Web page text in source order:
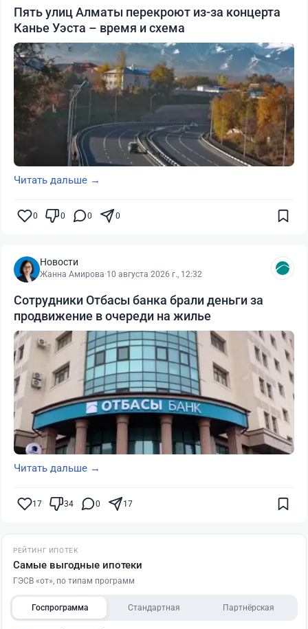
Пять улиц Алматы перекроют из-за концерта
Канье Уэста – время и схема
Читать дальше →
0 0 0 0
Новости
Жанна Амирова·10 августа 2026 г., 12:32
Сотрудники Отбасы банка брали деньги за
продвижение в очереди на жилье
Читать дальше →
17 34 0 17
РЕЙТИНГ ИПОТЕК
Самые выгодные ипотеки
ГЭСВ «от», по типам программ
Госпрограмма Стандартная Партнёрская